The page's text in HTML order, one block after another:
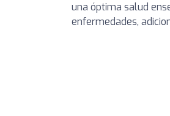
una óptima salud
enfermedades,